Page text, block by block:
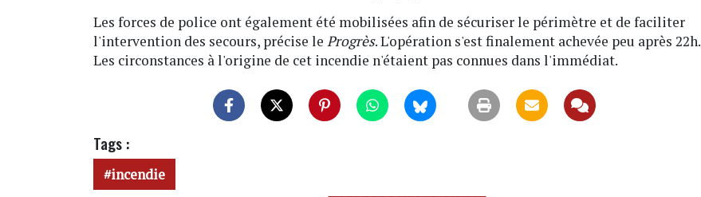
Les forces de police ont également été mobilisées afin de sécuriser le périmètre et de faciliter
l'intervention des secours, précise le Progrès. L'opération s'est finalement achevée peu après 22h.
Les circonstances à l'origine de cet incendie n'étaient pas connues dans l'immédiat.
Tags :
incendie